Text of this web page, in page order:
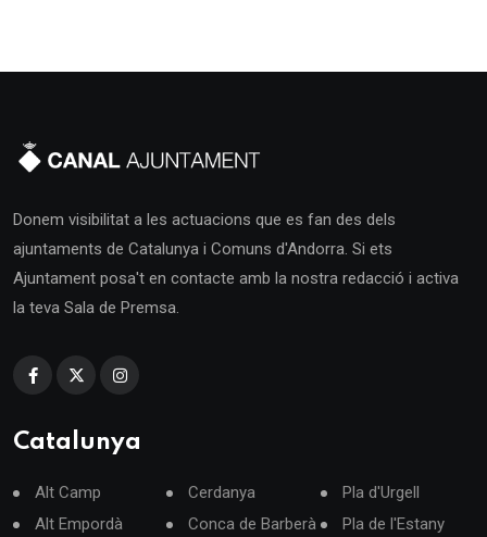
Donem visibilitat a les actuacions que es fan des dels
ajuntaments de Catalunya i Comuns d'Andorra. Si ets
Ajuntament posa't en contacte amb la nostra redacció i activa
la teva Sala de Premsa.
Catalunya
Alt Camp
Alt Empordà
Cerdanya
Conca de Barberà
Pla d'Urgell
Pla de l'Estany